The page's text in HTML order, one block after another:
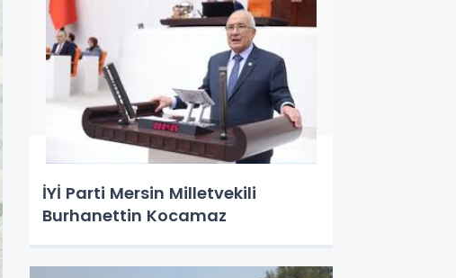
İYİ Parti Mersin Milletvekili
Burhanettin Kocamaz